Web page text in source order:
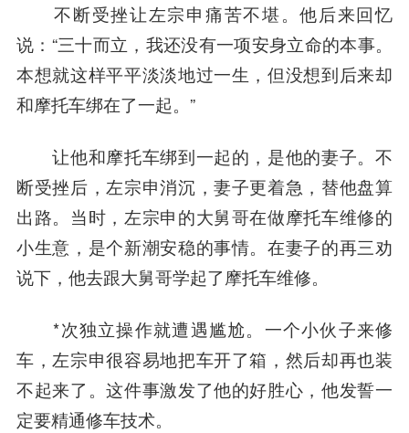
不断受挫让左宗申痛苦不堪。他后来回忆
说：“三十而立，我还没有一项安身立命的本事。
本想就这样平平淡淡地过一生，但没想到后来却
和摩托车绑在了一起。”
让他和摩托车绑到一起的，是他的妻子。不
断受挫后，左宗申消沉，妻子更着急，替他盘算
出路。当时，左宗申的大舅哥在做摩托车维修的
小生意，是个新潮安稳的事情。在妻子的再三劝
说下，他去跟大舅哥学起了摩托车维修。
*次独立操作就遭遇尴尬。一个小伙子来修
车，左宗申很容易地把车开了箱，然后却再也装
不起来了。这件事激发了他的好胜心，他发誓一
定要精通修车技术。